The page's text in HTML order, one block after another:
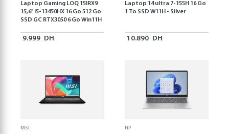
Laptop Gaming LOQ 15IRX9
15,6'' i5-13450HX 16 Go 512 Go
SSD GC RTX3050 6 Go Win11H
9.999 DH
Laptop 14 ultra 7-155H 16 Go
1 To SSD W11H - Silver
10.890 DH
MSI HP